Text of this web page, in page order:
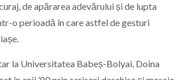
de apărarea adevărului și de lupta
o perioadă în care astfel de gesturi
la Universitatea Babeș-Bolyai, Doina